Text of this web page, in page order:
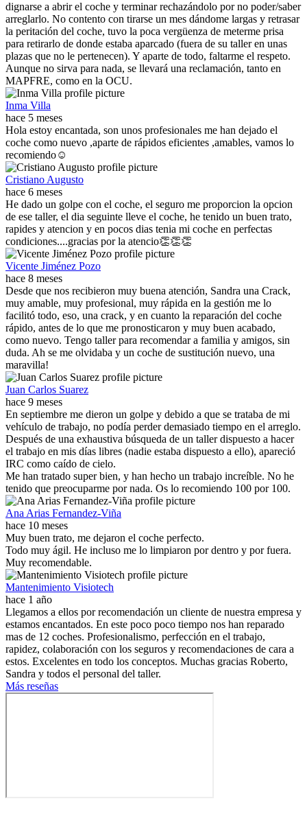
dignarse a abrir el coche y terminar rechazándolo por no poder/saber
arreglarlo. No contento con tirarse un mes dándome largas y retrasar
la peritación del coche, tuvo la poca vergüenza de meterme prisa
para retirarlo de donde estaba aparcado (fuera de su taller en unas
plazas que no le pertenecen). Y aparte de todo, faltarme el respeto.
Aunque no sirva para nada, se llevará una reclamación, tanto en
MAPFRE, como en la OCU.
Inma Villa
hace 5 meses
Hola estoy encantada, son unos profesionales me han dejado el
coche como nuevo ,aparte de rápidos eficientes ,amables, vamos lo
recomiendo☺️
Cristiano Augusto
hace 6 meses
He dado un golpe con el coche, el seguro me proporcion la opcion
de ese taller, el dia seguinte lleve el coche, he tenido un buen trato,
rapides y atencion y en pocos dias tenia mi coche en perfectas
condiciones....gracias por la atencio👏👏👏
Vicente Jiménez Pozo
hace 8 meses
Desde que nos recibieron muy buena atención, Sandra una Crack,
muy amable, muy profesional, muy rápida en la gestión me lo
facilitó todo, eso, una crack, y en cuanto la reparación del coche
rápido, antes de lo que me pronosticaron y muy buen acabado,
como nuevo. Tengo taller para recomendar a familia y amigos, sin
duda. Ah se me olvidaba y un coche de sustitución nuevo, una
maravilla!
Juan Carlos Suarez
hace 9 meses
En septiembre me dieron un golpe y debido a que se trataba de mi
vehículo de trabajo, no podía perder demasiado tiempo en el arreglo.
Después de una exhaustiva búsqueda de un taller dispuesto a hacer
el trabajo en mis días libres (nadie estaba dispuesto a ello), apareció
IRC como caído de cielo.
Me han tratado super bien, y han hecho un trabajo increíble. No he
tenido que preocuparme por nada. Os lo recomiendo 100 por 100.
Ana Arias Fernandez-Viña
hace 10 meses
Muy buen trato, me dejaron el coche perfecto.
Todo muy ágil. He incluso me lo limpiaron por dentro y por fuera.
Muy recomendable.
Mantenimiento Visiotech
hace 1 año
Llegamos a ellos por recomendación un cliente de nuestra empresa y
estamos encantados. En este poco poco tiempo nos han reparado
mas de 12 coches. Profesionalismo, perfección en el trabajo,
rapidez, colaboración con los seguros y recomendaciones de cara a
estos. Excelentes en todo los conceptos. Muchas gracias Roberto,
Sandra y todos el personal del taller.
Más reseñas